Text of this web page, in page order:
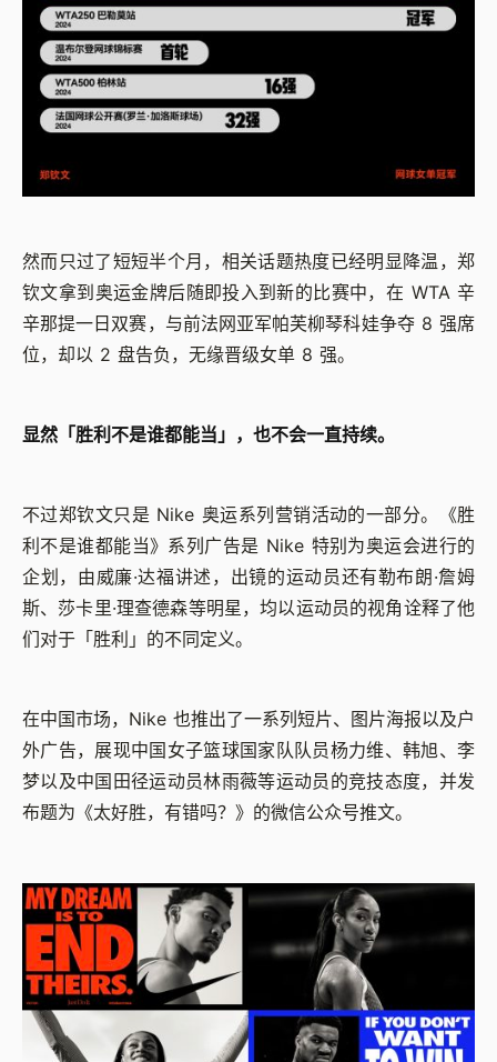
然而只过了短短半个月，相关话题热度已经明显降温，郑
钦文拿到奥运金牌后随即投入到新的比赛中，在 WTA 辛
辛那提一日双赛，与前法网亚军帕芙柳琴科娃争夺 8 强席
位，却以 2 盘告负，无缘晋级女单 8 强。
显然「胜利不是谁都能当」，也不会一直持续。
不过郑钦文只是 Nike 奥运系列营销活动的一部分。《胜
利不是谁都能当》系列广告是 Nike 特别为奥运会进行的
企划，由威廉·达福讲述，出镜的运动员还有勒布朗·詹姆
斯、莎卡里·理查德森等明星，均以运动员的视角诠释了他
们对于「胜利」的不同定义。
在中国市场，Nike 也推出了一系列短片、图片海报以及户
外广告，展现中国女子篮球国家队队员杨力维、韩旭、李
梦以及中国田径运动员林雨薇等运动员的竞技态度，并发
布题为《太好胜，有错吗？》的微信公众号推文。